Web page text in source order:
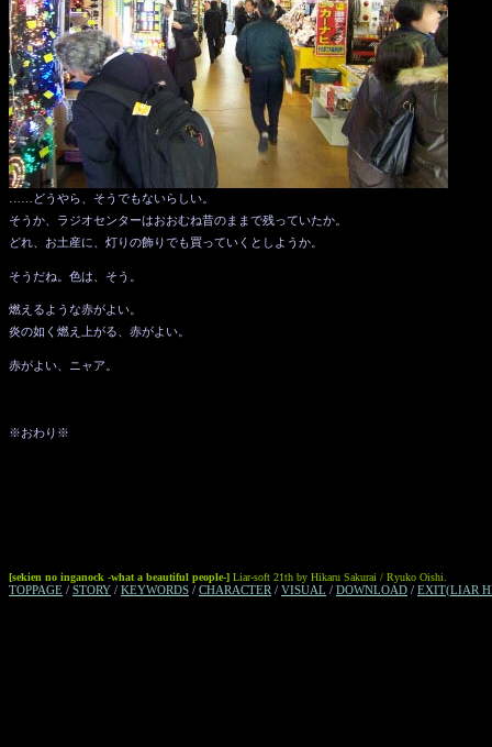
……どうやら、そうでもないらしい。
そうか、ラジオセンターはおおむね昔のままで残っていたか。
どれ、お土産に、灯りの飾りでも買っていくとしようか。
そうだね。色は、そう。
燃えるような赤がよい。
炎の如く燃え上がる、赤がよい。
赤がよい、ニャア。
※おわり※
[sekien no inganock -what a beautiful people-] Liar-soft 21th by Hikaru Sakurai / Ryuko Oishi.
TOPPAGE / STORY / KEYWORDS / CHARACTER / VISUAL / DOWNLOAD / EXIT(LIAR